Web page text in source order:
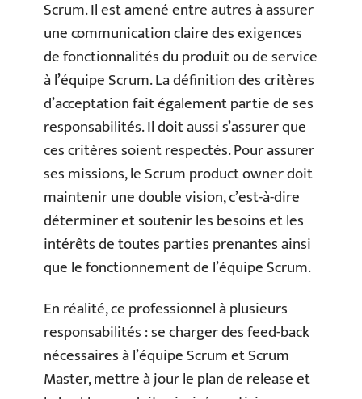
Scrum. Il est amené entre autres à assurer
une communication claire des exigences
de fonctionnalités du produit ou de service
à l’équipe Scrum. La définition des critères
d’acceptation fait également partie de ses
responsabilités. Il doit aussi s’assurer que
ces critères soient respectés. Pour assurer
ses missions, le Scrum product owner doit
maintenir une double vision, c’est-à-dire
déterminer et soutenir les besoins et les
intérêts de toutes parties prenantes ainsi
que le fonctionnement de l’équipe Scrum.
En réalité, ce professionnel à plusieurs
responsabilités : se charger des feed-back
nécessaires à l’équipe Scrum et Scrum
Master, mettre à jour le plan de release et